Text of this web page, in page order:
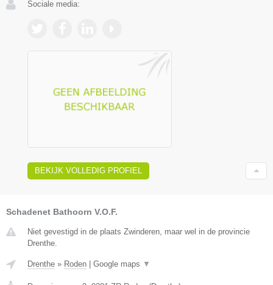
Sociale media:
BEKIJK VOLLEDIG PROFIEL
Schadenet Bathoorn V.O.F.
Niet gevestigd in de plaats Zwinderen, maar wel in de provincie
Drenthe.
Drenthe » Roden | Google maps ▼